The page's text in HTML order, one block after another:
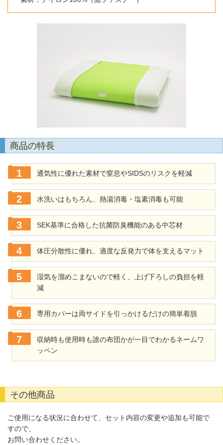
商品の特長
通気性に優れた素材で窒息やSIDSのリスクを軽減
水洗いはもちろん、熱湯消毒・塩素消毒も可能
SEK基準に合格した抗菌防臭機能のある中芯材
体圧分散性に優れ、適度な反発力で体を支えるマット
湿気を溜めこまないので軽く、上げ下ろしの負担を軽
減
専用カバーは両サイドを引っかけるだけの簡単着脱
収納時も使用時も誰の布団かが一目でわかるネームワ
ッペン
その他商品
ご使用になる状況に合わせて、セット内容の変更や追加も可能で
すので、
お問い合わせください。